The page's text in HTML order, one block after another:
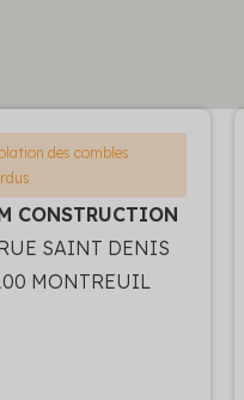
des combles
CONSTRUCTION
SAINT DENIS
MONTREUIL